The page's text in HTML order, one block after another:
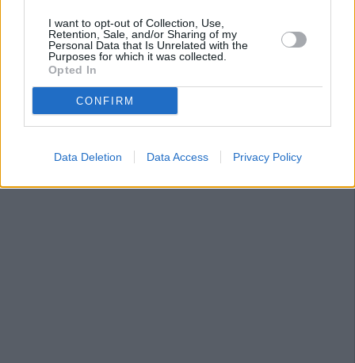
I want to opt-out of Collection, Use,
Retention, Sale, and/or Sharing of my
Personal Data that Is Unrelated with the
Purposes for which it was collected.
Opted In
CONFIRM
Data Deletion Data Access Privacy Policy